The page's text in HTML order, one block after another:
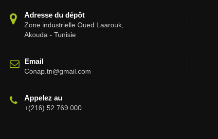
Adresse du dépôt
Zone industrielle Oued Laarouk,
Akouda - Tunisie
Email
Conap.tn@gmail.com
Appelez au
+(216) 52 769 000